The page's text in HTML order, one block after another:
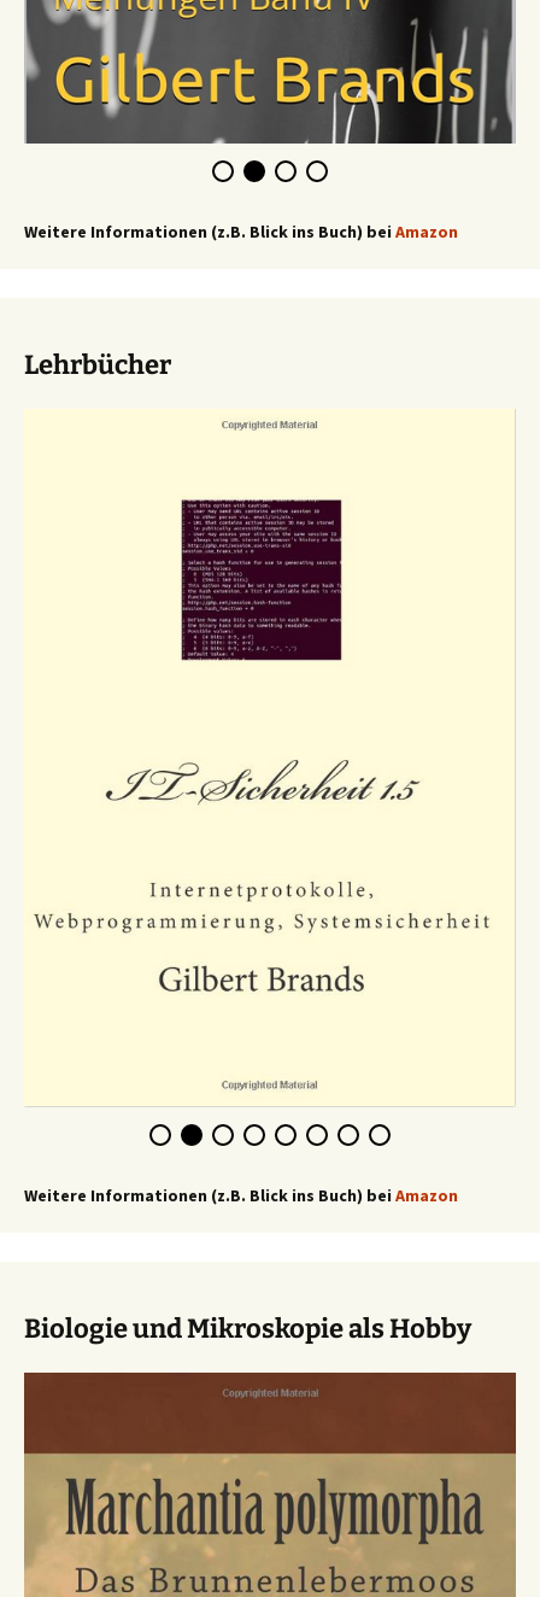
Weitere Informationen (z.B. Blick ins Buch) bei Amazon
Lehrbücher
Weitere Informationen (z.B. Blick ins Buch) bei Amazon
Biologie und Mikroskopie als Hobby